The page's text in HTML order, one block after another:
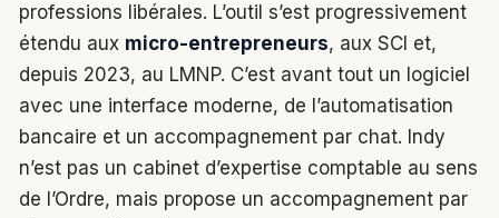
professions libérales. L’outil s’est progressivement
étendu aux micro-entrepreneurs, aux SCI et,
depuis 2023, au LMNP. C’est avant tout un logiciel
avec une interface moderne, de l’automatisation
bancaire et un accompagnement par chat. Indy
n’est pas un cabinet d’expertise comptable au sens
de l’Ordre, mais propose un accompagnement par